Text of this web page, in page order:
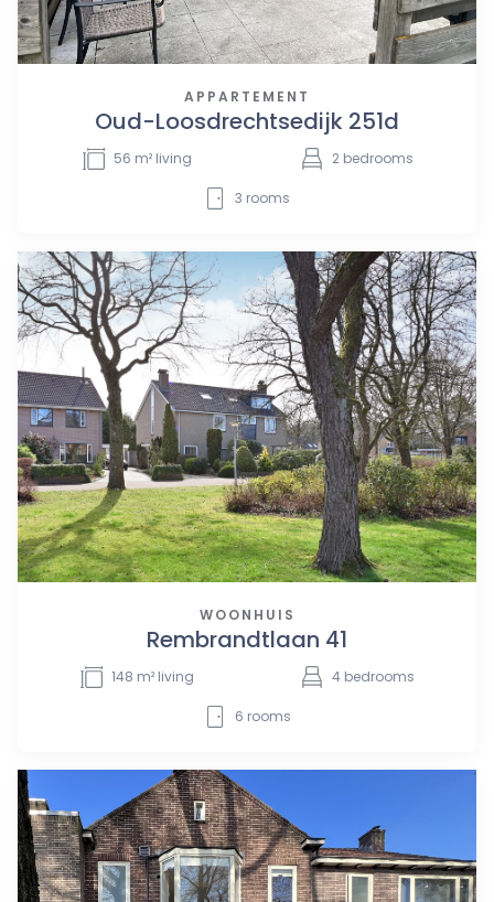
APPARTEMENT
Oud-Loosdrechtsedijk 251d
56 m² living 2 bedrooms
3 rooms
WOONHUIS
Rembrandtlaan 41
148 m² living 4 bedrooms
6 rooms